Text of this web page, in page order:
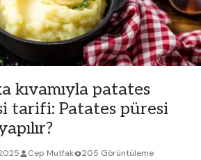
kıvamıyla patates
tarifi: Patates püresi
Cep Mutfak 205 Görüntüleme